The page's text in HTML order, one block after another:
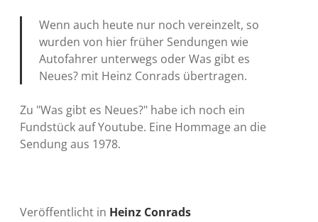
Wenn auch heute nur noch vereinzelt, so
wurden von hier früher Sendungen wie
Autofahrer unterwegs oder Was gibt es
Neues? mit Heinz Conrads übertragen.
Zu "Was gibt es Neues?" habe ich noch ein
Fundstück auf Youtube. Eine Hommage an die
Sendung aus 1978.
Veröffentlicht in Heinz Conrads